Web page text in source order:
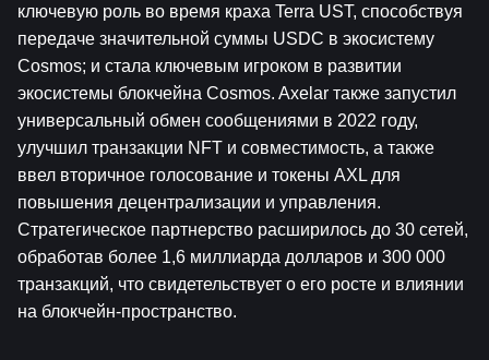
ключевую роль во время краха Terra UST, способствуя
передаче значительной суммы USDC в экосистему
Cosmos; и стала ключевым игроком в развитии
экосистемы блокчейна Cosmos. Axelar также запустил
универсальный обмен сообщениями в 2022 году,
улучшил транзакции NFT и совместимость, а также
ввел вторичное голосование и токены AXL для
повышения децентрализации и управления.
Стратегическое партнерство расширилось до 30 сетей,
обработав более 1,6 миллиарда долларов и 300 000
транзакций, что свидетельствует о его росте и влиянии
на блокчейн-пространство.